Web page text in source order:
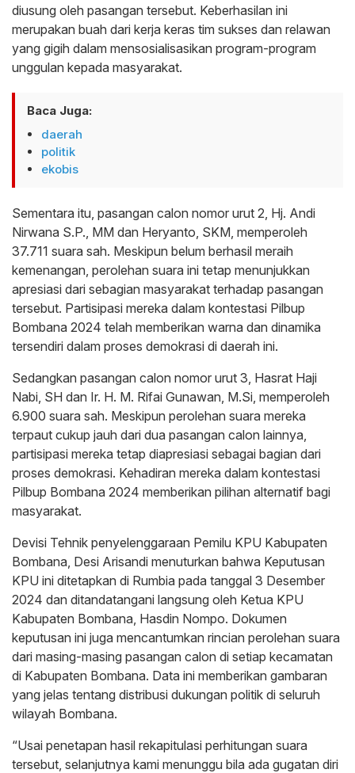
diusung oleh pasangan tersebut. Keberhasilan ini
merupakan buah dari kerja keras tim sukses dan relawan
yang gigih dalam mensosialisasikan program-program
unggulan kepada masyarakat.
Baca Juga:
daerah
politik
ekobis
Sementara itu, pasangan calon nomor urut 2, Hj. Andi
Nirwana S.P., MM dan Heryanto, SKM, memperoleh
37.711 suara sah. Meskipun belum berhasil meraih
kemenangan, perolehan suara ini tetap menunjukkan
apresiasi dari sebagian masyarakat terhadap pasangan
tersebut. Partisipasi mereka dalam kontestasi Pilbup
Bombana 2024 telah memberikan warna dan dinamika
tersendiri dalam proses demokrasi di daerah ini.
Sedangkan pasangan calon nomor urut 3, Hasrat Haji
Nabi, SH dan Ir. H. M. Rifai Gunawan, M.Si, memperoleh
6.900 suara sah. Meskipun perolehan suara mereka
terpaut cukup jauh dari dua pasangan calon lainnya,
partisipasi mereka tetap diapresiasi sebagai bagian dari
proses demokrasi. Kehadiran mereka dalam kontestasi
Pilbup Bombana 2024 memberikan pilihan alternatif bagi
masyarakat.
Devisi Tehnik penyelenggaraan Pemilu KPU Kabupaten
Bombana, Desi Arisandi menuturkan bahwa Keputusan
KPU ini ditetapkan di Rumbia pada tanggal 3 Desember
2024 dan ditandatangani langsung oleh Ketua KPU
Kabupaten Bombana, Hasdin Nompo. Dokumen
keputusan ini juga mencantumkan rincian perolehan suara
dari masing-masing pasangan calon di setiap kecamatan
di Kabupaten Bombana. Data ini memberikan gambaran
yang jelas tentang distribusi dukungan politik di seluruh
wilayah Bombana.
“Usai penetapan hasil rekapitulasi perhitungan suara
tersebut, selanjutnya kami menunggu bila ada gugatan diri